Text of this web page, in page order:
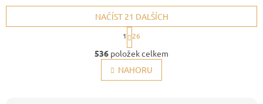
O
v
l
á
NAČÍST 21 DALŠÍCH
S
t
r
á
n
k
1 26
536 položek celkem
NAHORU